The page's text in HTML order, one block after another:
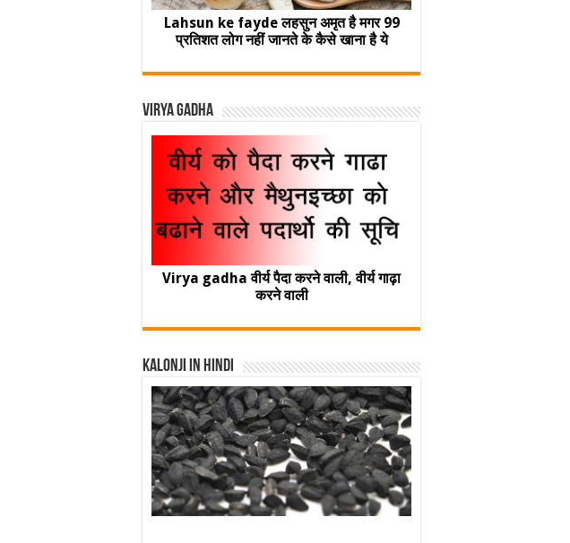
Lahsun ke fayde लहसुन अमृत है मगर 99
प्रतिशत लोग नहीं जानते के कैसे खाना है ये
Virya Gadha
Virya gadha वीर्य पैदा करने वाली, वीर्य गाढ़ा
करने वाली
Kalonji In Hindi